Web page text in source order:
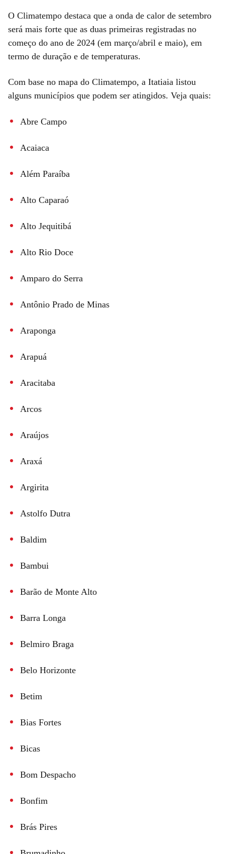
O Climatempo destaca que a onda de calor de setembro
será mais forte que as duas primeiras registradas no
começo do ano de 2024 (em março/abril e maio), em
termo de duração e de temperaturas.
Com base no mapa do Climatempo, a Itatiaia listou
alguns municípios que podem ser atingidos. Veja quais:
Abre Campo
Acaiaca
Além Paraíba
Alto Caparaó
Alto Jequitibá
Alto Rio Doce
Amparo do Serra
Antônio Prado de Minas
Araponga
Arapuá
Aracitaba
Arcos
Araújos
Araxá
Argirita
Astolfo Dutra
Baldim
Bambui
Barão de Monte Alto
Barra Longa
Belmiro Braga
Belo Horizonte
Betim
Bias Fortes
Bicas
Bom Despacho
Bonfim
Brás Pires